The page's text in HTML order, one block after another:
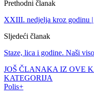
Prethodni članak
XXIII. nedjelja kroz godinu |
Sljedeći članak
Staze, lica i godine. Naši
JOŠ ČLANAKA IZ OVE
KATEGORIJA
Polis+